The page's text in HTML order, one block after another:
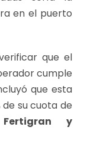
en el puerto
que el
cumple
que esta
su cuota de
y